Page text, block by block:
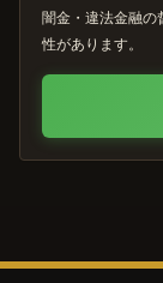
闇金・違法金融の
性があります。